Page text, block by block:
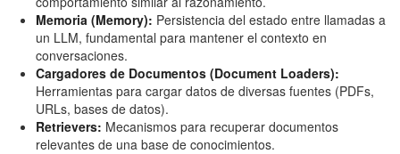
Memoria (Memory): Persistencia del estado entre llamadas a
un LLM, fundamental para mantener el contexto en
conversaciones.
Cargadores de Documentos (Document Loaders):
Herramientas para cargar datos de diversas fuentes (PDFs,
URLs, bases de datos).
Retrievers: Mecanismos para recuperar documentos
relevantes de una base de conocimientos.